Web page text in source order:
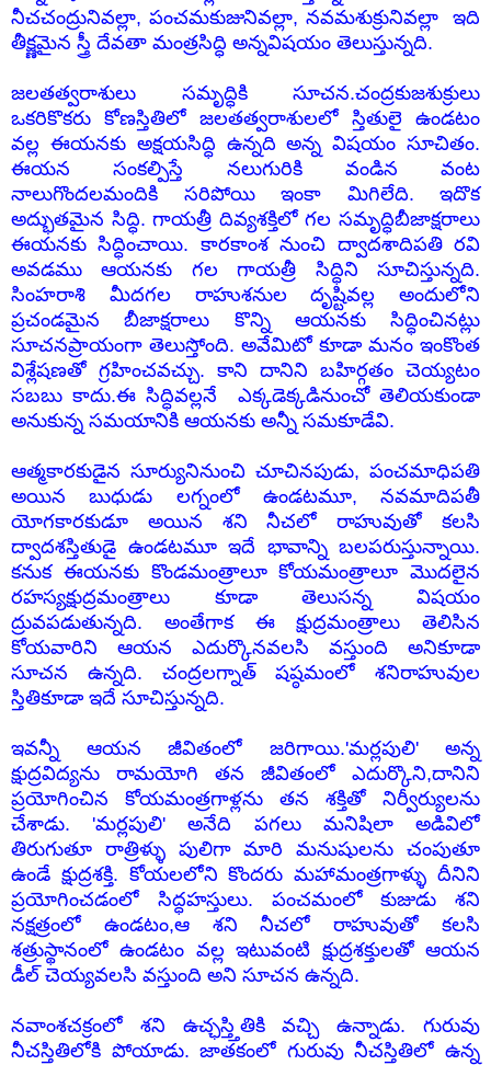
నీచచంద్రునివల్లా, పంచమకుజునివల్లా, నవమశుక్రునివల్లా ఇది
తీక్ష్ణమైన స్త్రీ దేవతా మంత్రసిద్ధి అన్నవిషయం తెలుస్తున్నది.
జలతత్వరాశులు సమృద్ధికి సూచన.చంద్రకుజశుక్రులు
ఒకరికొకరు కోణస్తితిలో జలతత్వరాశులలో స్తితులై ఉండటం
వల్ల ఈయనకు అక్షయసిద్ధి ఉన్నది అన్న విషయం సూచితం.
ఈయన సంకల్పిస్తే నలుగురికి వండిన వంట
నాలుగొందలమందికి సరిపోయి ఇంకా మిగిలేది. ఇదొక
అద్భుతమైన సిద్ధి. గాయత్రీ దివ్యశక్తిలో గల సమృద్ధిబీజాక్షరాలు
ఈయనకు సిద్ధించాయి. కారకాంశ నుంచి ద్వాదశాదిపతి రవి
అవడము ఆయనకు గల గాయత్రీ సిద్ధిని సూచిస్తున్నది.
సింహరాశి మీదగల రాహుశనుల దృష్టివల్ల అందులోని
ప్రచండమైన బీజాక్షరాలు కొన్ని ఆయనకు సిద్ధించినట్లు
సూచనప్రాయంగా తెలుస్తోంది. అవేమిటో కూడా మనం ఇంకొంత
విశ్లేషణతో గ్రహించవచ్చు. కాని దానిని బహిర్గతం చెయ్యటం
సబబు కాదు.ఈ సిద్ధివల్లనే ఎక్కడెక్కడినుంచో తెలియకుండా
అనుకున్న సమయానికి ఆయనకు అన్నీ సమకూడేవి.
ఆత్మకారకుడైన సూర్యునినుంచి చూచినపుడు, పంచమాధిపతి
అయిన బుధుడు లగ్నంలో ఉండటమూ, నవమాదిపతీ
యోగకారకుడూ అయిన శని నీచలో రాహువుతో కలసి
ద్వాదశస్తితుడై ఉండటమూ ఇదే భావాన్ని బలపరుస్తున్నాయి.
కనుక ఈయనకు కొండమంత్రాలూ కోయమంత్రాలూ మొదలైన
రహస్యక్షుద్రమంత్రాలు కూడా తెలుసన్న విషయం
ద్రువపడుతున్నది. అంతేగాక ఈ క్షుద్రమంత్రాలు తెలిసిన
కోయవారిని ఆయన ఎదుర్కొనవలసి వస్తుంది అనికూడా
సూచన ఉన్నది. చంద్రలగ్నాత్ షష్ఠమంలో శనిరాహువుల
స్తితికూడా ఇదే సూచిస్తున్నది.
ఇవన్నీ ఆయన జీవితంలో జరిగాయి.'మర్లపులి' అన్న
క్షుద్రవిద్యను రామయోగి తన జీవితంలో ఎదుర్కొని,దానిని
ప్రయోగించిన కోయమంత్రగాళ్లను తన శక్తితో నిర్వీర్యులను
చేశాడు. 'మర్లపులి' అనేది పగలు మనిషిలా అడివిలో
తిరుగుతూ రాత్రిళ్ళు పులిగా మారి మనుషులను చంపుతూ
ఉండే క్షుద్రశక్తి. కోయలలోని కొందరు మహామంత్రగాళ్ళు దీనిని
ప్రయోగించడంలో సిద్ధహస్తులు. పంచమంలో కుజుడు శని
నక్షత్రంలో ఉండటం,ఆ శని నీచలో రాహువుతో కలసి
శత్రుస్థానంలో ఉండటం వల్ల ఇటువంటి క్షుద్రశక్తులతో ఆయన
డీల్ చెయ్యవలసి వస్తుంది అని సూచన ఉన్నది.
నవాంశచక్రంలో శని ఉచ్ఛస్త్తితికి వచ్చి ఉన్నాడు. గురువు
నీచస్తితిలోకి పోయాడు. జాతకంలో గురువు నీచస్తితిలో ఉన్న